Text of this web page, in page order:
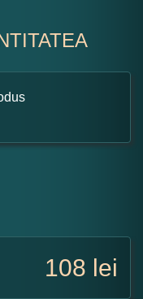
108 lei